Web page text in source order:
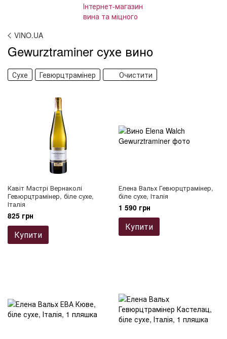
VINO.UA
Gewurztraminer сухе вино
Сухе Гевюрцтрамінер Очистити
Кавіт Мастрі Вернаколі
Гевюрцтрамінер, біле сухе,
Італія
825 грн
Купити
Елена Вальх Гевюрцтрамінер,
біле сухе, Італія
1 590 грн
Купити